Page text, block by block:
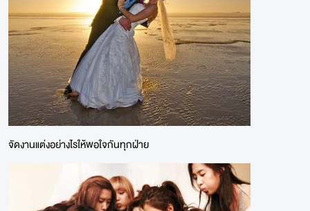
จัดงานแต่งอย่างไรให้พอใจกันทุกฝ่าย